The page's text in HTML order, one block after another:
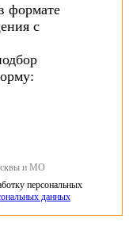
формате
с
и МО
персональных
данных